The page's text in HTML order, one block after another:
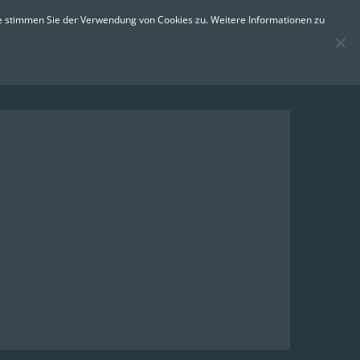
Email:info@bfe-erfurt.de
Sie der Verwendung von Cookies zu. Weitere Informationen zu